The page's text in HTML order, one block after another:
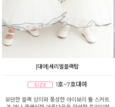
[대여]세리엘블랙탑
1호~7호대여
모던한 블랙 상의와 풍성한 아이보리 튤 스커트